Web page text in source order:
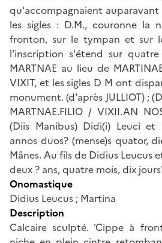
qu'accompagnaient
les sigles : D.M., couronne la
fronton, sur le tympan et sur
l'inscription s'étend sur
MARTNAE au lieu de
VIXIT, et les sigles D M ont
monument. (d'après JULLIOT) ;
MARTNAE.FILIO / VIXII.AN
(Diis Manibus) Didi(i) Leuci et
annos duos? (mense)s quator,
Mânes. Au fils de Didius Leucus
deux ? ans, quatre mois, dix
Onomastique
Didius Leucus ; Martina
Description
Calcaire sculpté. 'Cippe à